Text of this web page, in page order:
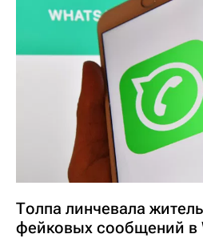
Толпа линчевала
фейковых сообщений в